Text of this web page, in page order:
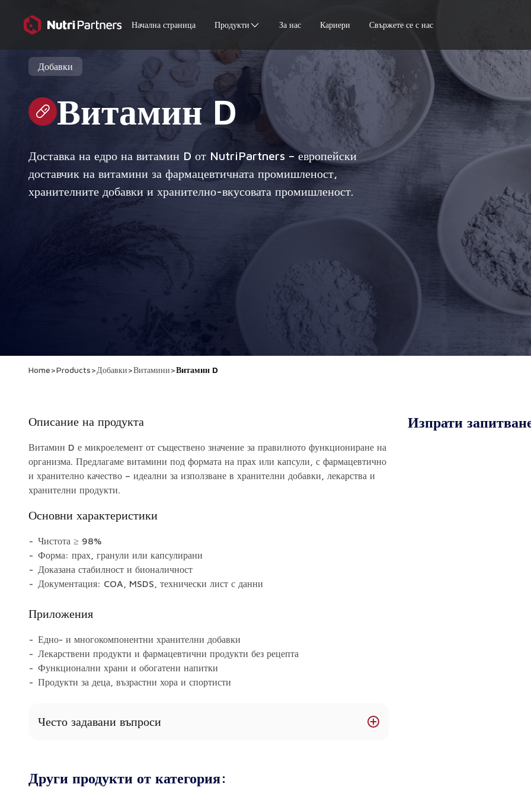
Начална страница Продукти За нас Кариери Свържете се с нас
Добавки
Витамин D
Доставка на едро на витамин D от NutriPartners – европейски
доставчик на витамини за фармацевтичната промишленост,
хранителните добавки и хранително-вкусовата промишленост.
Home>Products>Добавки>Витамини>Витамин D
Описание на продукта
Витамин D е микроелемент от съществено значение за правилното функциониране на
организма. Предлагаме витамини под формата на прах или капсули, с фармацевтично
и хранително качество – идеални за използване в хранителни добавки, лекарства и
хранителни продукти.
Основни характеристики
Чистота ≥ 98%
Форма: прах, гранули или капсулирани
Доказана стабилност и бионаличност
Документация: COA, MSDS, технически лист с данни
Приложения
Едно- и многокомпонентни хранителни добавки
Лекарствени продукти и фармацевтични продукти без рецепта
Функционални храни и обогатени напитки
Продукти за деца, възрастни хора и спортисти
Често задавани въпроси
микрокапсулирани форми.
Изпрати
Други продукти от категория: